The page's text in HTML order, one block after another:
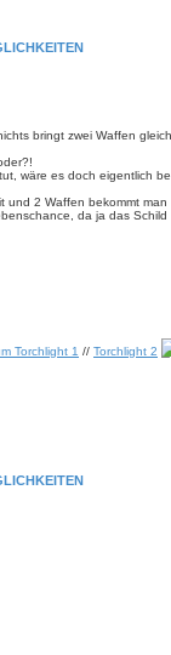
bringt zwei Waffen
wäre es doch eigentlich
2 Waffen bekommt
da ja das
Torchlight 1 // Torchlight 2